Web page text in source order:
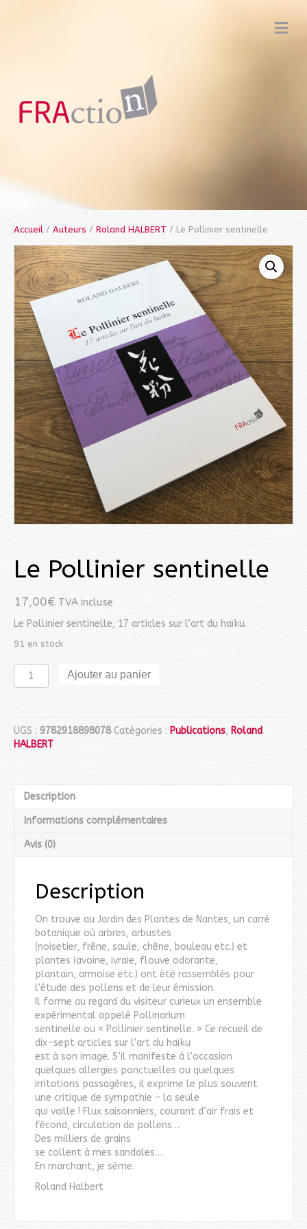
M
e
Accueil/ Auteurs / Roland HALBERT / Le Pollinier sentinelle
Le Pollinier sentinelle
17,00€ TVA incluse
Le Pollinier sentinelle, 17 articles sur l’art du haïku.
91 en stock
quantité
de
sentinelle
Ajouter au panier
UGS : 9782918898078 Catégories : Publications, Roland
HALBERT
Description
Informations complémentaires
Avis (0)
Description
On trouve au Jardin des Plantes de Nantes, un carré
botanique où arbres, arbustes
(noisetier, frêne, saule, chêne, bouleau etc.) et
plantes (avoine, ivraie, flouve odorante,
plantain, armoise etc.) ont été rassemblés pour
l’étude des pollens et de leur émission.
Il forme au regard du visiteur curieux un ensemble
expérimental appelé Pollinarium
sentinelle ou « Pollinier sentinelle. » Ce recueil de
dix-sept articles sur l’art du haïku
est à son image. S’il manifeste à l’occasion
quelques allergies ponctuelles ou quelques
irritations passagères, il exprime le plus souvent
une critique de sympathie – la seule
qui vaille ! Flux saisonniers, courant d’air frais et
fécond, circulation de pollens…
Des milliers de grains
se collent à mes sandales…
En marchant, je sème.
Roland Halbert